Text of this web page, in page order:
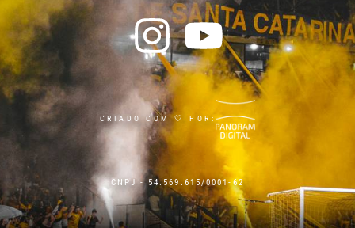
CRIADO COM 🤍 POR:
CNPJ - 54.569.615/0001-62